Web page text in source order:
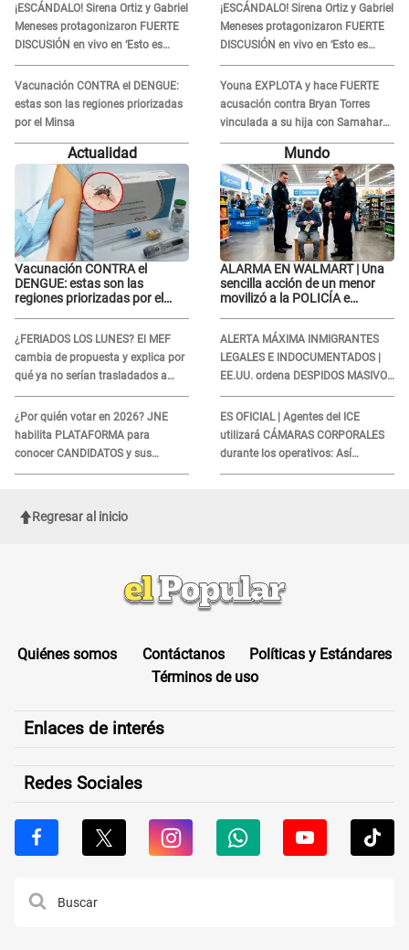
Marcelo Tinelli en TV argentina
¡ESCÁNDALO! Sirena Ortiz y Gabriel
Meneses protagonizaron FUERTE
DISCUSIÓN en vivo en ‘Esto es
Guerra’: “Ya no quiero...”
Vacunación CONTRA el DENGUE:
estas son las regiones priorizadas
por el Minsa
Marcelo Tinelli en TV argentina
¡ESCÁNDALO! Sirena Ortiz y Gabriel
Meneses protagonizaron FUERTE
DISCUSIÓN en vivo en ‘Esto es
Guerra’: “Ya no quiero...”
Youna EXPLOTA y hace FUERTE
acusación contra Bryan Torres
vinculada a su hija con Samahara
Lobatón: "Le volvió a..."
Actualidad
Vacunación CONTRA el
DENGUE: estas son las
regiones priorizadas por el
¿FERIADOS LOS LUNES? El MEF
cambia de propuesta y explica por
qué ya no serían trasladados a
viernes
¿Por quién votar en 2026? JNE
habilita PLATAFORMA para
conocer CANDIDATOS y sus
propuestas
Mundo
ALARMA EN WALMART | Una
sencilla acción de un menor
movilizó a la POLICÍA e
ALERTA MÁXIMA INMIGRANTES
LEGALES E INDOCUMENTADOS |
EE.UU. ordena DESPIDOS MASIVOS
y DEPORTACIONES a estos
extranjeros
ES OFICIAL | Agentes del ICE
utilizará CÁMARAS CORPORALES
durante los operativos: Así
afectará a inmigrantes
Regresar al inicio
Quiénes somos Contáctanos
Políticas y Estándares
Términos de uso
Enlaces de interés
Redes Sociales